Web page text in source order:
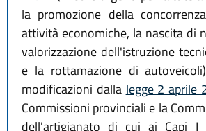
la promozione della
attività economiche, la nascita di
valorizzazione dell'istruzione
e la rottamazione di
modificazioni dalla legge 2 aprile
Commissioni provinciali e la
dell'artigianato di cui ai Capi I